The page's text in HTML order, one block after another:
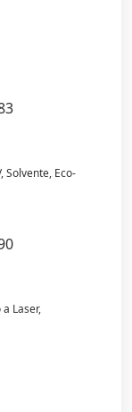
Solvente, Eco-
Laser,